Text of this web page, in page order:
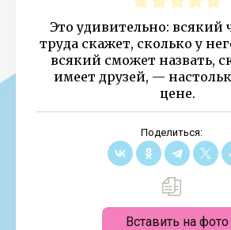
Это удивительно: всякий
труда скажет, сколько у
всякий сможет назвать,
имеет друзей, —
цене.
Поделиться:
Вставить на фото